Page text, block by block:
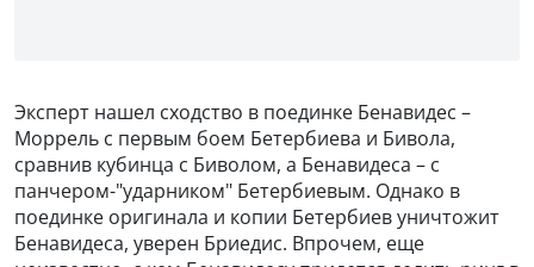
Эксперт нашел сходство в поединке Бенавидес –
Моррель с первым боем Бетербиева и Бивола,
сравнив кубинца с Биволом, а Бенавидеса – с
панчером-"ударником" Бетербиевым. Однако в
поединке оригинала и копии Бетербиев уничтожит
Бенавидеса, уверен Бриедис. Впрочем, еще